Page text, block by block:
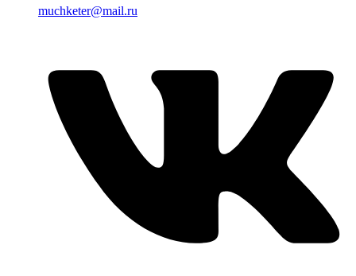
muchketer@mail.ru